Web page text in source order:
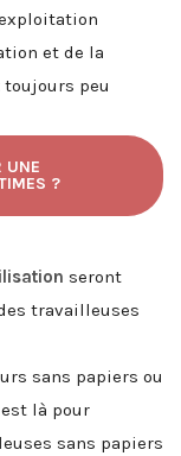
et de la
peu
UNE
?
seront
travailleuses
sans papiers ou
est là pour
sans papiers